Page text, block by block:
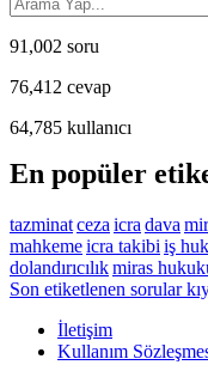
91,002 soru
76,412 cevap
64,785 kullanıcı
En popüler
tazminatceza icra dava
mahkemeicra takibi iş
dolandırıcılıkmiras
Son etiketlenen sorular
İletişim
Kullanım